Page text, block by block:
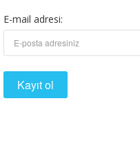
E-mail adresi: